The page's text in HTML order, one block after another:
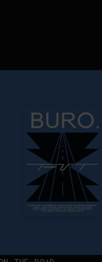
SE
ispod Trga republike